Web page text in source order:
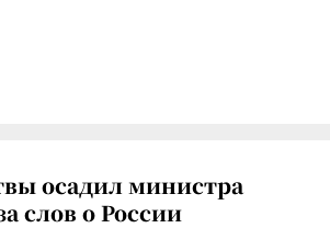
осадил министра
слов о России